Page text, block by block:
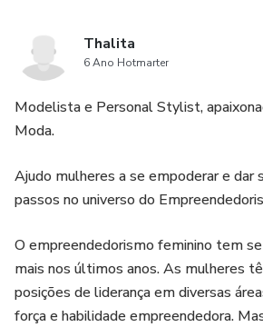
no empreendedorismo, como
oportunidades de negócios,
finanças empresariais e
oferece ferramentas e recursos práticos
mulheres empreendedoras a
principais habilidades necessárias para
empreendedorismo, como resiliência,
habilidades de liderança.
Thalita
6 Ano Hotmarter
Modelista e Personal Stylist,
Moda.
Ajudo mulheres a se empoderar e dar
passos no universo do
O empreendedorismo feminino tem
mais nos últimos anos. As mulheres
posições de liderança em diversas
força e habilidade empreendedora.